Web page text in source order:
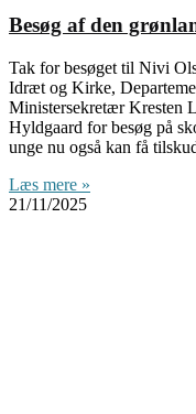
Besøg af den
Tak for besøget til Nivi
Idræt og Kirke,
Ministersekretær Kresten
Hyldgaard for besøg på
unge nu også kan få
Læs mere »
21/11/2025